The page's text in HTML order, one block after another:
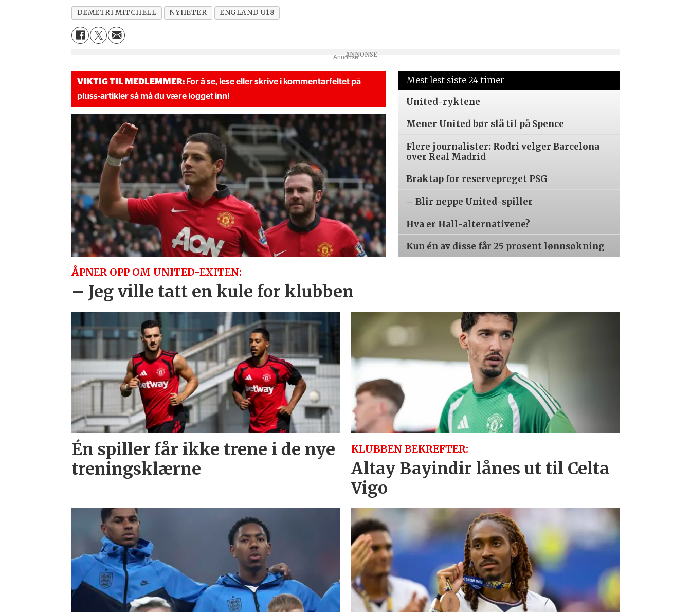
DEMETRI MITCHELL NYHETER ENGLAND U18
Annonse
VIKTIG TIL MEDLEMMER: For å se, lese eller skrive i kommentarfeltet på
pluss-artikler så må du være logget inn!
ÅPNER OPP OM UNITED-EXITEN:
– Jeg ville tatt en kule for klubben
Mest lest siste 24 timer
United-ryktene
Mener United bør slå til på Spence
Flere journalister: Rodri velger Barcelona
over Real Madrid
Braktap for reservepreget PSG
– Blir neppe United-spiller
Hva er Hall-alternativene?
Kun én av disse får 25 prosent lønnsøkning
Én spiller får ikke trene i de nye
treningsklærne
KLUBBEN BEKREFTER:
Altay Bayindir lånes ut til Celta
Vigo